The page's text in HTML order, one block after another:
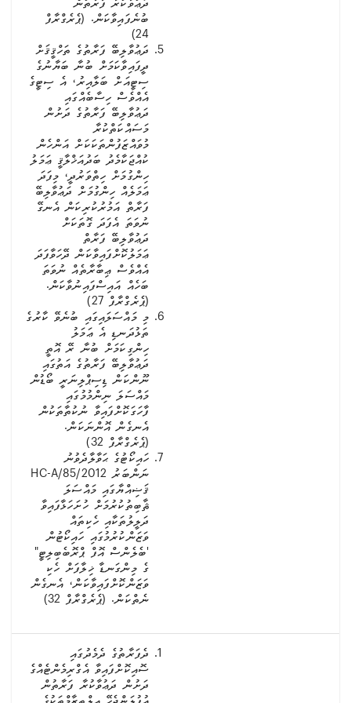
ދަޢުވާކުރާ ފާރާތުން
ބުނެފައިވާކަން. (ޕެރެގްރާފް
24)
ދަޢުވާލިބޭ ފަރާތުގެ ތަހްޤީޤަށް
ދީފައިވާކަމަށް ބުނާ ބަޔާނުގެ
ސިޓީއަށް ބަލާއިރު، އެ ސިޓީގެ
އެއްވެސް ހިސާބެއްގައި
ދަޢުވާލިބޭ ފަރާތުގެ ދަށުން
މަސައްކަތްކުރާ
މުވައްޒަފުންތަކަކަށް އަންހެން
ކުއްޖަކާމެދު ބަދުއަޚްލާޤީ ޢަމަލު
ހިންގުމަށް ހިތްވަރުދީ، މިފަދަ
ޢަމަލެއް ހިންގުމަށް ދަޢުވާލިބޭ
ފަރާތް އަމުރުކުރިކަން އެނގޭ
ނުވަތަ އެފަދަ ގޮތަކަށް
ދަޢުވާލިބޭ ފަރާތް
ޢަމަލުކޮށްފައިވާކަން ދޭހަވާފަދަ
އެއްވެސް ޢިބާރާތެއް ނުވަތަ
ބަހެއް އައިސްފައިނުވާކަން.
(ޕެރެގްރާފް 27)
މި މައްސަލައިގައި ބުނެވޭ ކާރުގެ
ތަޅުދަނޑި އެ ޢަމަލު
ހިންގިކަމަށް ބުނާ ރޭ އޮތީ
ދަޢުވާލިބޭ ފަރާތުގެ އަތުގައި
ނޫންކަން ޑިސިޕްލިނަރީ ބޯޑުން
މައްސަލަ ނިންމުމުގައި
ފާހަގަކޮށްފައިވާ ނުކުތާތަކުން
އެނގެން އޮންނަކަން.
(ޕެރެގްރާފް 32)
ހައިކޯޓުގެ ޙަވާލާދެވުނު
ނަންބަރު 2012/HC-A/85
ޤަޟިއްޔާގައި މައްސަލަ
ޘާބިތުކުރުމަށް ހުށަހަޅާފައިވާ
ދަލީލުތަކާއި ހެކިތައް
ވަޒަންކުރުމުގައި ހައިކޯޓުން
'ބެލެންސް އޮފް ޕްރޮބެބިލިޓީ"
ގެ މިންގަނޑާ ޚިލާފަށް ހެކި
ވަޒަންކޮށްފައިވާކަން، އެނގެން
ނެތްކަން. (ޕެރެގްރާފް 32)
ދެފަރާތުގެ ދެމެދުގައި
ސޮއިކޮށްފައިވާ އެގްރިމެންޓެއްގެ
ދަށުން ދަޢުވާކުރާ ފަރާތުން